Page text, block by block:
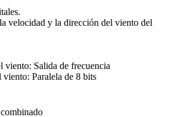
velocidad y la dirección del viento del
viento: Salida de frecuencia
viento: Paralela de 8 bits